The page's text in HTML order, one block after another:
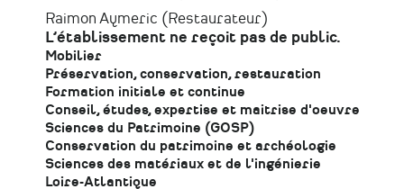
Raimon Aymeric (Restaurateur)
L’établissement ne reçoit pas de public.
Mobilier
Préservation, conservation, restauration
Formation initiale et continue
Conseil, études, expertise et maitrise d'oeuvre
Sciences du Patrimoine (GOSP)
Conservation du patrimoine et archéologie
Sciences des matériaux et de l'ingénierie
Loire-Atlantique